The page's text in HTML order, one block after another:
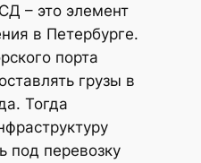
– это элемент
в Петербурге.
порта
грузы в
Тогда
под перевозку